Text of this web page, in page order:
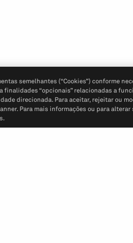
semelhantes (“Cookies”) conforme
finalidades “opcionais” relacionadas a
direcionada. Para aceitar, rejeitar ou
Para mais informações ou para alterar